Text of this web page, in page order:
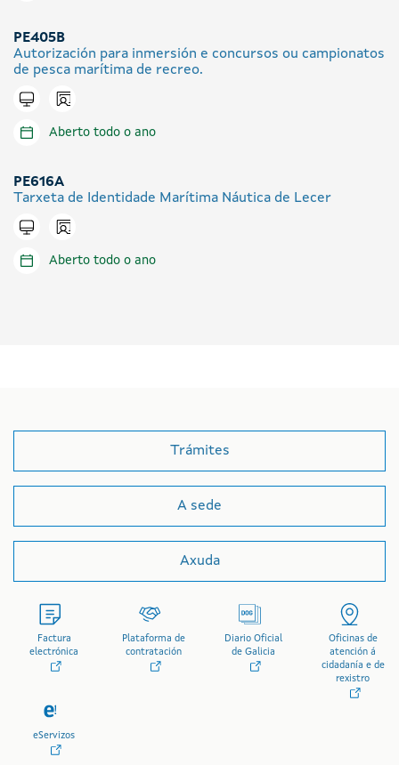
PE405B
Autorización para inmersión e concursos ou campionatos
de pesca marítima de recreo.
Tramitar en liña
Icono presencial
Aberto todo o ano
PE616A
Tarxeta de Identidade Marítima Náutica de Lecer
Tramitar en liña
Icono presencial
Aberto todo o ano
Trámites
A sede
Axuda
Factura
electrónica
Plataforma de
contratación
Diario Oficial
de Galicia
Oficinas de
atención á
cidadanía e de
rexistro
eServizos